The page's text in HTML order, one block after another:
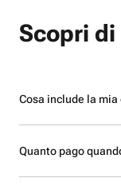
Scopri
Cosa include la mia
Quanto pago